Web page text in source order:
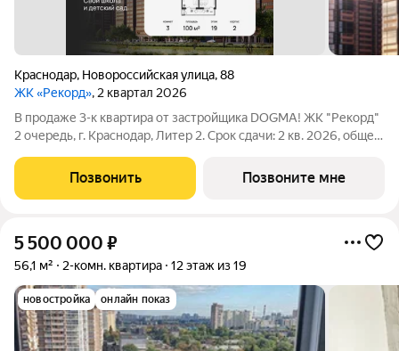
Краснодар, Новороссийская улица,88
ЖК «Рекорд», 2 квартал 2026
В продаже 3-к квартира от застройщика DOGMA! ЖК "Рекорд"
2 очередь, г. Краснодар, Литер 2. Срок сдачи: 2 кв. 2026, общей
место вашего баланса. Город снаружи природа внутри.
Квартал с
Позвонить Позвоните мне
5 500 000 ₽
56,1 м² 2-комн. квартира 12 этаж из 19
новостройка онлайн показ